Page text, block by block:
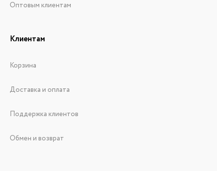
Оптовым клиентам
Клиентам
Корзина
Доставка и оплата
Поддержка клиентов
Обмен и возврат